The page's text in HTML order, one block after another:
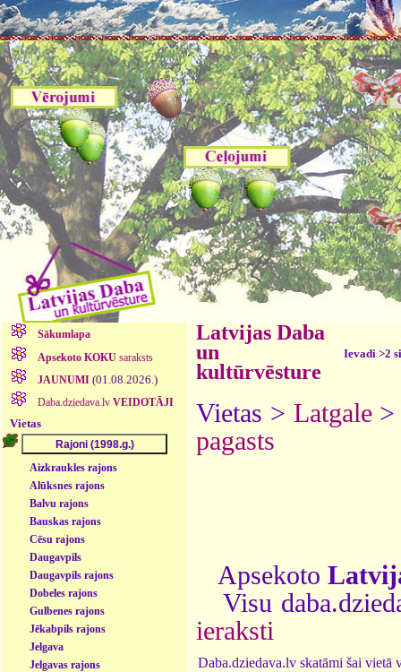
Sākumlapa
Apsekoto KOKUsaraksts
JAUNUMI (01.08.2026.)
Daba.dziedava.lv VEIDOTĀJI
Vietas
Aizkraukles rajons
Alūksnes rajons
Balvu rajons
Bauskas rajons
Cēsu rajons
Daugavpils
Daugavpils rajons
Dobeles rajons
Gulbenes rajons
Jēkabpils rajons
Jelgava
Jelgavas rajons
Latvijas Daba
un
kultūrvēsture
Ievadi >2
Vietas > Latgale
pagasts
Apsekoto
Visu
ieraksti
Daba.dziedava.lv skatāmi šai vietā